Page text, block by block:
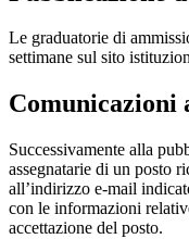
Le graduatorie di
settimane sul sito
Comunicazioni
Successivamente alla
assegnatarie di un posto
all’indirizzo e-mail
con le informazioni
accettazione del posto.